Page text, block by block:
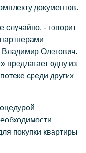
документов.
- говорит
Олегович.
предлагает одну из
среди других
покупки квартиры